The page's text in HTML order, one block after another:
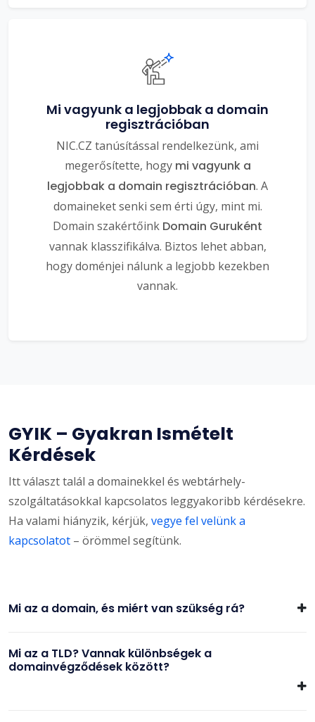
Mi vagyunk a legjobbak a domain
regisztrációban
NIC.CZ tanúsítással rendelkezünk, ami
megerősítette, hogy mi vagyunk a
legjobbak a domain regisztrációban. A
domaineket senki sem érti úgy, mint mi.
Domain szakértőink Domain Guruként
vannak klasszifikálva. Biztos lehet abban,
hogy doménjei nálunk a legjobb kezekben
vannak.
GYIK – Gyakran Ismételt
Kérdések
Itt választ talál a domainekkel és webtárhely-
szolgáltatásokkal kapcsolatos leggyakoribb kérdésekre.
Ha valami hiányzik, kérjük, vegye fel velünk a
kapcsolatot – örömmel segítünk.
Mi az a domain, és miért van szükség rá?
Mi az a TLD? Vannak különbségek a
domainvégződések között?